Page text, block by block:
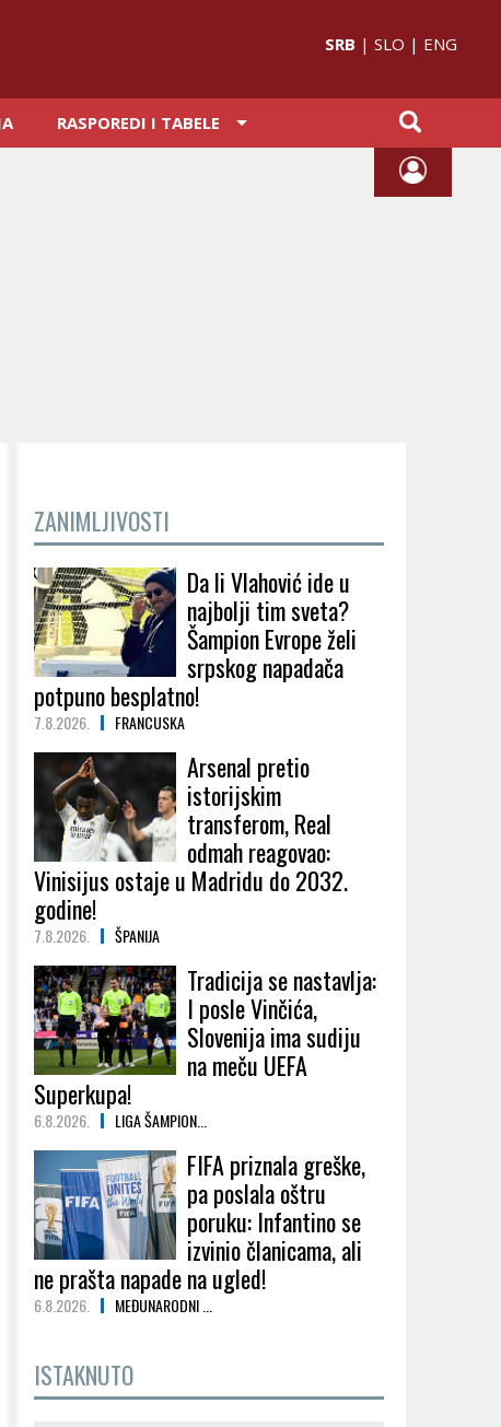
SRB | SLO | ENG
RASPOREDI I TABELE
ZANIMLJIVOSTI
Da li Vlahović ide u
najbolji tim sveta?
Šampion Evrope želi
srpskog napadača
potpuno besplatno!
7.8.2026. FRANCUSKA
Arsenal pretio
istorijskim
transferom, Real
odmah reagovao:
Vinisijus ostaje u Madridu do 2032.
godine!
7.8.2026. ŠPANIJA
Tradicija se nastavlja:
I posle Vinčića,
Slovenija ima sudiju
na meču UEFA
Superkupa!
6.8.2026. LIGA ŠAMPION...
FIFA priznala greške,
pa poslala oštru
poruku: Infantino se
izvinio članicama, ali
ne prašta napade na ugled!
6.8.2026. MEĐUNARODNI ...
ISTAKNUTO